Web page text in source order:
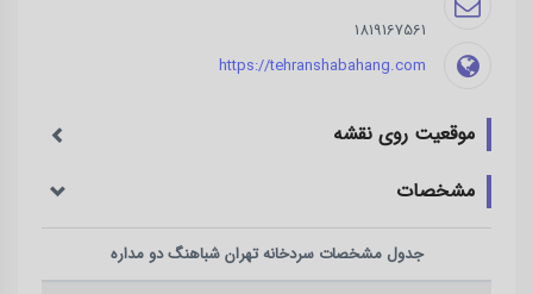
1819167561
https://tehranshabahang.com
موقعیت روی نقشه
مشخصات
جدول مشخصاتسردخانه تهران شباهنگ دو مداره